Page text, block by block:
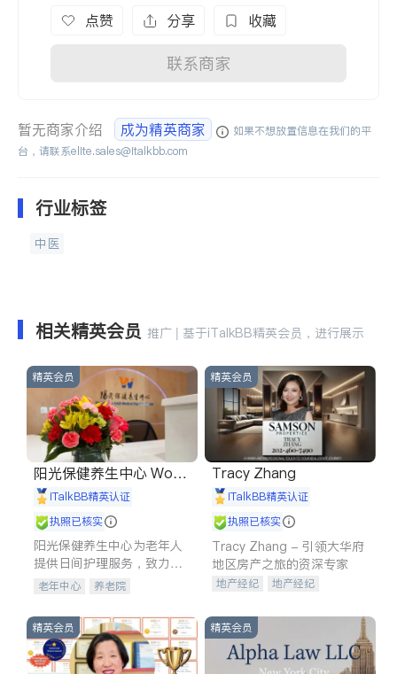
点赞 分享 收藏
联系商家
暂无商家介绍 成为精英商家
如果不想放置信息在我们的平
台，请联系elite.sales@italkbb.com
行业标签
中医
相关精英会员 推广 | 基于iTalkBB精英会员，进行展示
精英会员
阳光保健养生中心 World
shine
iTalkBB精英认证
执照已核实
阳光保健养生中心为老年人
提供日间护理服务，致力于
通过持续的护理创新来有效
老年中心 养老院
精英会员
Tracy Zhang
iTalkBB精英认证
执照已核实
Tracy Zhang - 引领大华府
地区房产之旅的资深专家
地产经纪
地产经纪
商铺租售
精英会员 精英会员